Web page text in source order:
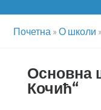
Почетна »О школи »
Основна
Кочић“